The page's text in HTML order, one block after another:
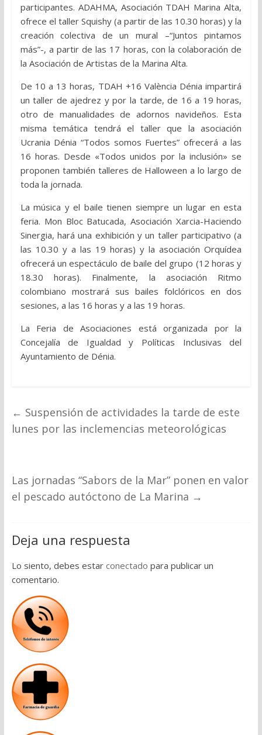
participantes. ADAHMA, Asociación TDAH Marina Alta,
ofrece el taller Squishy (a partir de las 10.30 horas) y la
creación colectiva de un mural –“Juntos pintamos
más”-, a partir de las 17 horas, con la colaboración de
la Asociación de Artistas de la Marina Alta.
De 10 a 13 horas, TDAH +16 València Dénia impartirá
un taller de ajedrez y por la tarde, de 16 a 19 horas,
otro de manualidades de adornos navideños. Esta
misma temática tendrá el taller que la asociación
Ucrania Dénia “Todos somos Fuertes” ofrecerá a las
16 horas. Desde «Todos unidos por la inclusión» se
proponen también talleres de Halloween a lo largo de
toda la jornada.
La música y el baile tienen siempre un lugar en esta
feria. Mon Bloc Batucada, Asociación Xarcia-Haciendo
Sinergia, hará una exhibición y un taller participativo (a
las 10.30 y a las 19 horas) y la asociación Orquídea
ofrecerá un espectáculo de baile del grupo (12 horas y
18.30 horas). Finalmente, la asociación Ritmo
colombiano mostrará sus bailes folclóricos en dos
sesiones, a las 16 horas y a las 19 horas.
La Feria de Asociaciones está organizada por la
Concejalía de Igualdad y Políticas Inclusivas del
Ayuntamiento de Dénia.
← Suspensión de actividades la tarde de este
lunes por las inclemencias meteorológicas
Las jornadas “Sabors de la Mar” ponen en valor
el pescado autóctono de La Marina →
Deja una respuesta
Lo siento, debes estar conectado para publicar un
comentario.